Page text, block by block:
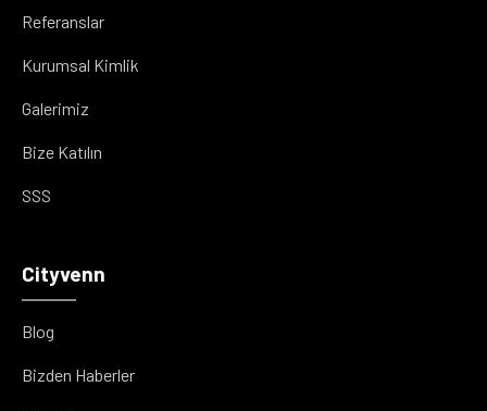
Referanslar
Kurumsal Kimlik
Galerimiz
Bize Katılın
SSS
Cityvenn
Blog
Bizden Haberler